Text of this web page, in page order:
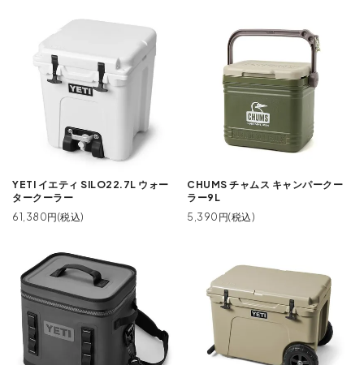
YETI イエティ SILO22.7L ウォー
タークーラー
61,380円(税込)
CHUMS チャムス キャンパークー
ラー9L
5,390円(税込)